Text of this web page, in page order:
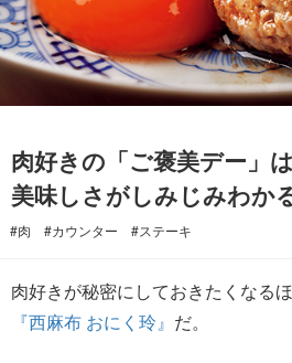
肉好きの「ご褒美デー」
美味しさがしみじみわか
#肉 #カウンター #ステーキ
肉好きが秘密にしておきたくなる
『西麻布 おにく玲』 だ。